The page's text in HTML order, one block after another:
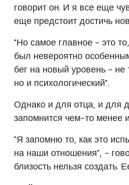
говорит он. И я все еще
еще предстоит достичь
"Но самое главное - это
был невероятно
бег на новый уровень - не
но и психологический".
Однако и для отца, и для
запомнится чем-то менее
"Я запомню то, как это
на наши отношения", -
близость нельзя создать.